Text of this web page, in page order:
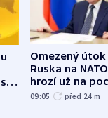
Omezený útok
Ruska na NATO
hrozí už na
varují tajné
09:05 před 24 m